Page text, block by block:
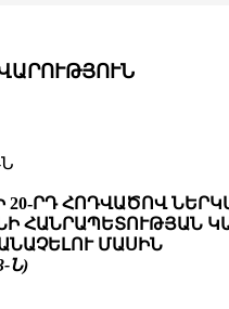
ՐԴ ՀՈԴՎԱԾՈՎ
ՀԱՆՐԱՊԵՏՈՒԹՅԱՆ
ՄԱՍԻՆ
Ն)